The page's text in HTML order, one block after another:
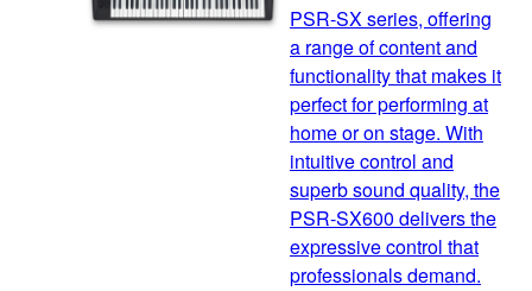
PSR-SX series, offering
a range of content and
functionality that makes it
perfect for performing at
home or on stage. With
intuitive control and
superb sound quality, the
PSR-SX600 delivers the
expressive control that
professionals demand.